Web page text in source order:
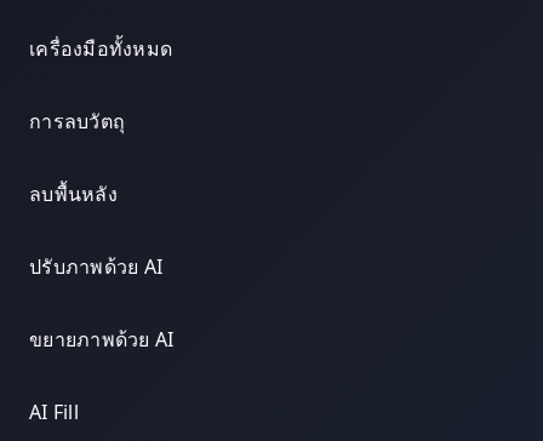
เครื่องมือทั้งหมด
การลบวัตถุ
ลบพื้นหลัง
ปรับภาพด้วย AI
ขยายภาพด้วย AI
AI Fill